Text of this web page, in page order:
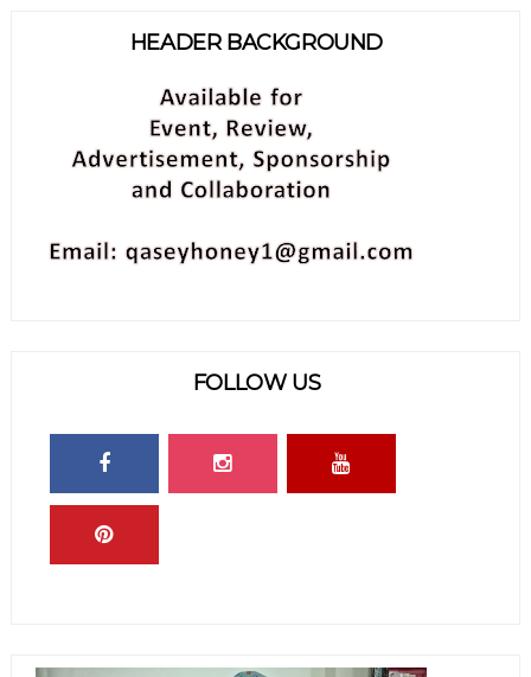
HEADER BACKGROUND
FOLLOW US